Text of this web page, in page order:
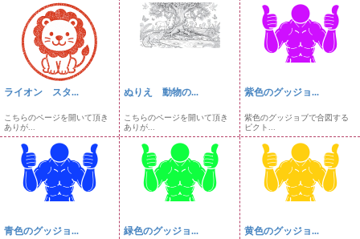
ライオン スタ...
こちらのページを開いて頂き
ありが...
ぬりえ 動物の...
こちらのページを開いて頂き
ありが...
紫色のグッジョ...
紫色のグッジョブで合図する
ピクト...
青色のグッジョ... 緑色のグッジョ... 黄色のグッジョ...